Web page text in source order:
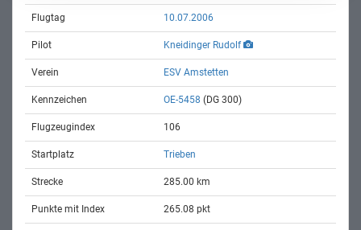
Flugtag 10.07.2006
Pilot Kneidinger Rudolf
Verein ESV Amstetten
Kennzeichen OE-5458 (DG 300)
Flugzeugindex 106
Startplatz Trieben
Strecke 285.00 km
Punkte mit Index 265.08 pkt